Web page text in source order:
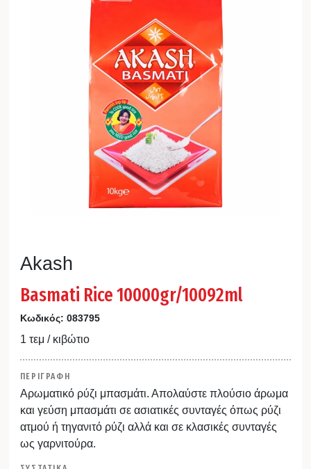
Akash
Basmati Rice 10000gr/10092ml
Κωδικός: 083795
1 τεμ / κιβώτιο
ΠΕΡΙΓΡΑΦΗ
Αρωματικό ρύζι μπασμάτι. Απολαύστε πλούσιο άρωμα
και γεύση μπασμάτι σε ασιατικές συνταγές όπως ρύζι
ατμού ή τηγανιτό ρύζι αλλά και σε κλασικές συνταγές
ως γαρνιτούρα.